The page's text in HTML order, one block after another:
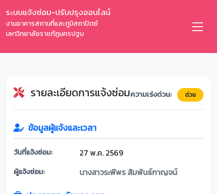
ระบบแจ้งซ่อม-ปรับปรุงออนไลน์
งานอาคารสถานที่และภูมิสถาปัตย์
มหาวิทยาลัยราชภัฏนครปฐม
รายละเอียดการแจ้งซ่อมความเร่งด่วน: ด่วน
ข้อมูลผู้แจ้งและเวลา
วันที่แจ้งซ่อม: 27 พ.ค. 2569
ผู้แจ้งซ่อม: นางสาวระพีพร สัมพันธ์กาญจน์